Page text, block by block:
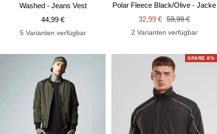
Washed - Jeans Vest
Angebotspreis
44,99 €
5 Varianten verfügbar
Polar Fleece Black/Olive - Jacke
Angebotspreis
32,99 € Regulärer
Preis
59,99 €
2 Varianten verfügbar
SPARE 8%